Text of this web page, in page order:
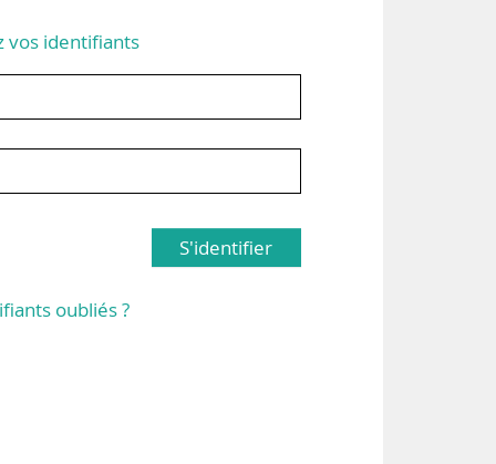
vos identifiants
S'identifier
oubliés ?